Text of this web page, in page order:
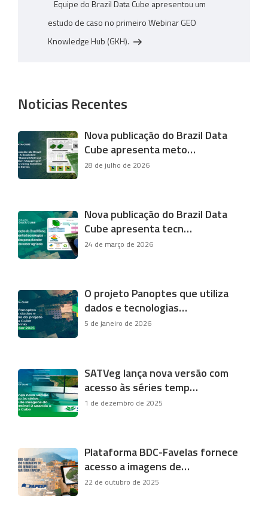
Equipe do Brazil Data Cube apresentou um
estudo de caso no primeiro Webinar GEO
Knowledge Hub (GKH).
Noticias Recentes
Nova publicação do Brazil Data
Cube apresenta meto…
28 de julho de 2026
Nova publicação do Brazil Data
Cube apresenta tecn…
24 de março de 2026
O projeto Panoptes que utiliza
dados e tecnologias…
5 de janeiro de 2026
SATVeg lança nova versão com
acesso às séries temp…
1 de dezembro de 2025
Plataforma BDC-Favelas fornece
acesso a imagens de…
22 de outubro de 2025